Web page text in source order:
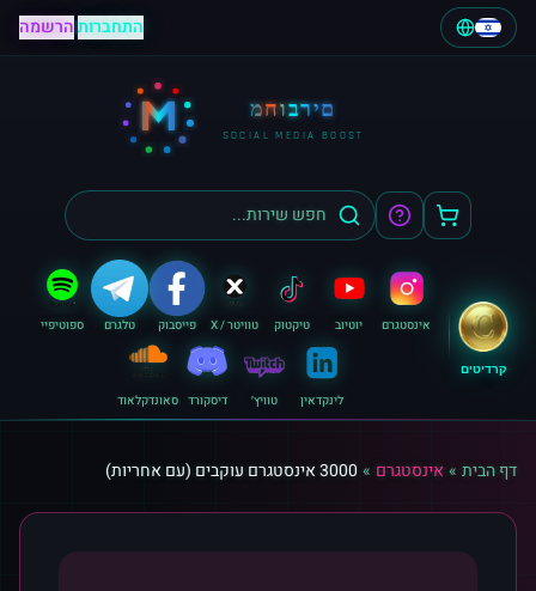
התחברות|הרשמה
M מחוברים
SOCIAL MEDIA BOOST
קרדיטים
אינסטגרם יוטיוב טיקטוק טוויטר / X פייסבוק טלגרם ספוטיפיי
לינקדאין טוויץ׳ דיסקורד סאונדקלאוד
דף הבית » אינסטגרם » 3000 אינסטגרם עוקבים (עם אחריות)